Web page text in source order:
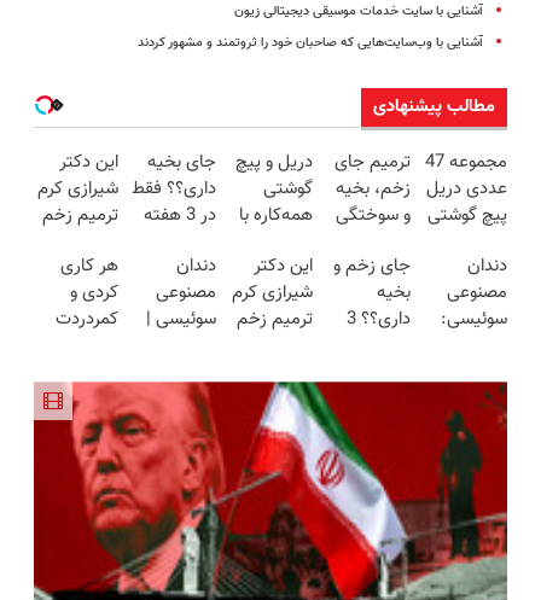
آشنایی با سایت خدمات موسیقی دیجیتالی زیون
آشنایی با وب‌سایت‌هایی که صاحبان خود را ثروتمند و مشهور کردند
مطالب پیشنهادی
مجموعه 47
عددی دریل
پیچ گوشتی
(تخفیف به
مدت
محدود)
ترمیم جای
زخم، بخیه
و سوختگی
هفته!!😍
دریل و پیچ
گوشتی
همه‌کاره با
هوشمند ⚙️
(نصف
قیمت بازار
جای بخیه
داری؟؟ فقط
در 3 هفته
کن!😍
این دکتر
شیرازی کرم
ترمیم زخم
ساخت!!!
دندان
مصنوعی
سوئیسی:
اروپا، سبک
و مقاوم |
پرداخت
قسطی
جای زخم و
بخیه
داری؟؟ 3
این دکتر
شیرازی کرم
ترمیم زخم
دندان
مصنوعی
سوئیسی |
طبیعی!
ویزیت
رایگان+پرداخت
اقساطی😍
هر کاری
کردی و
کمردردت
پرسشنامه و
دریافت راه
حل